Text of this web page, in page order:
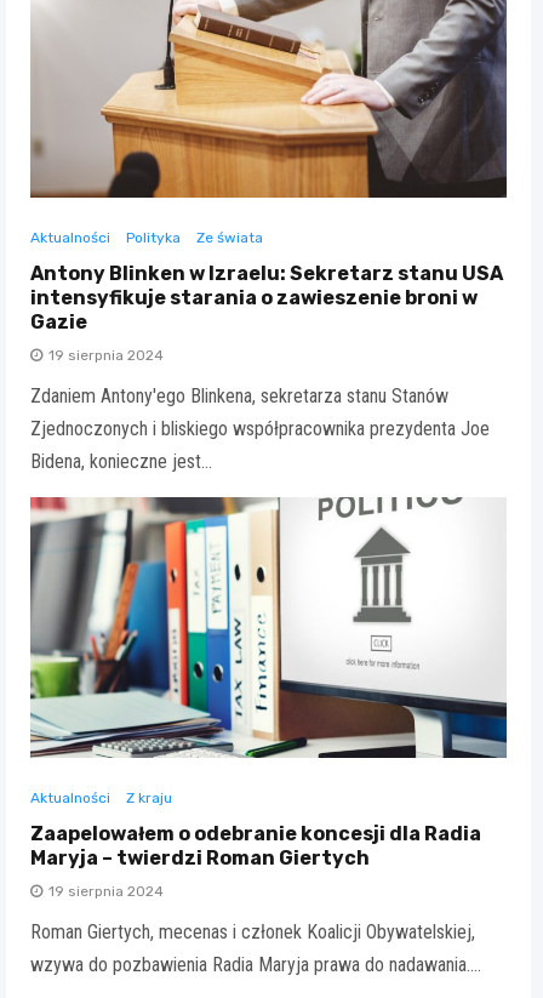
Aktualności Polityka Ze świata
Antony Blinken w Izraelu: Sekretarz stanu USA
intensyfikuje starania o zawieszenie broni w
Gazie
19 sierpnia 2024
Zdaniem Antony'ego Blinkena, sekretarza stanu Stanów
Zjednoczonych i bliskiego współpracownika prezydenta Joe
Bidena, konieczne jest…
Aktualności Z kraju
Zaapelowałem o odebranie koncesji dla Radia
Maryja – twierdzi Roman Giertych
19 sierpnia 2024
Roman Giertych, mecenas i członek Koalicji Obywatelskiej,
wzywa do pozbawienia Radia Maryja prawa do nadawania.…